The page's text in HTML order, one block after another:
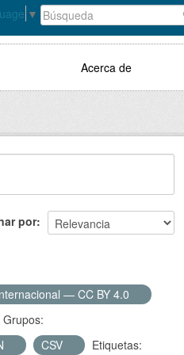
▼
Acerca de
por
— CC BY 4.0
Grupos:
CSV Etiquetas: